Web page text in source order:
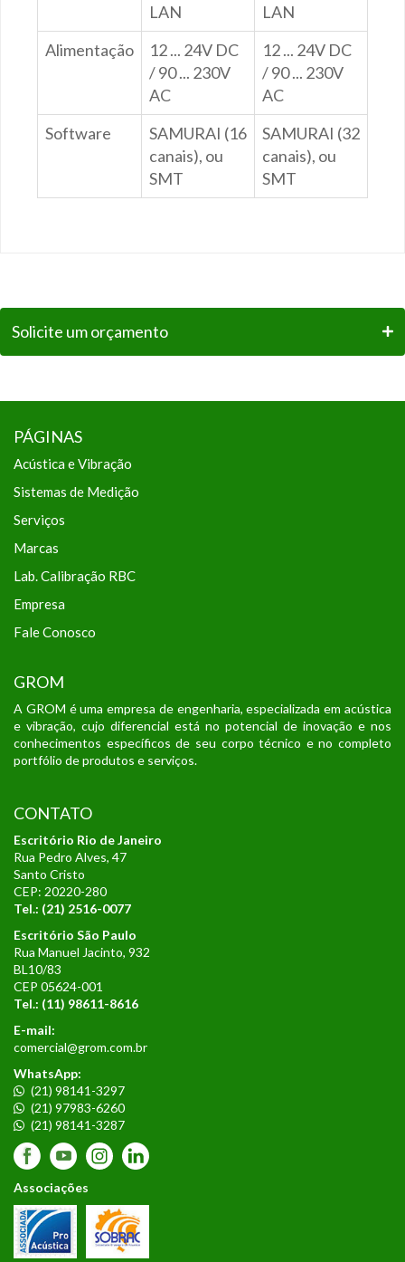
LAN
LAN
Alimentação
12 ... 24V DC
/ 90 ... 230V
AC
12 ... 24V DC
/ 90 ... 230V
AC
Software
SAMURAI (16
canais), ou
SMT
SAMURAI (32
canais), ou
SMT
Solicite um orçamento
PÁGINAS
Acústica e Vibração
Sistemas de Medição
Serviços
Marcas
Lab. Calibração RBC
Empresa
Fale Conosco
GROM
A GROM é uma empresa de engenharia, especializada em acústica
e vibração, cujo diferencial está no potencial de inovação e nos
conhecimentos específicos de seu corpo técnico e no completo
portfólio de produtos e serviços.
CONTATO
Escritório Rio de Janeiro
Rua Pedro Alves, 47
Santo Cristo
CEP: 20220-280
Tel.: (21) 2516-0077
Escritório São Paulo
Rua Manuel Jacinto, 932
BL10/83
CEP 05624-001
Tel.: (11) 98611-8616
E-mail:
comercial@grom.com.br
WhatsApp:
(21) 98141-3297
(21) 97983-6260
(21) 98141-3287
Associações